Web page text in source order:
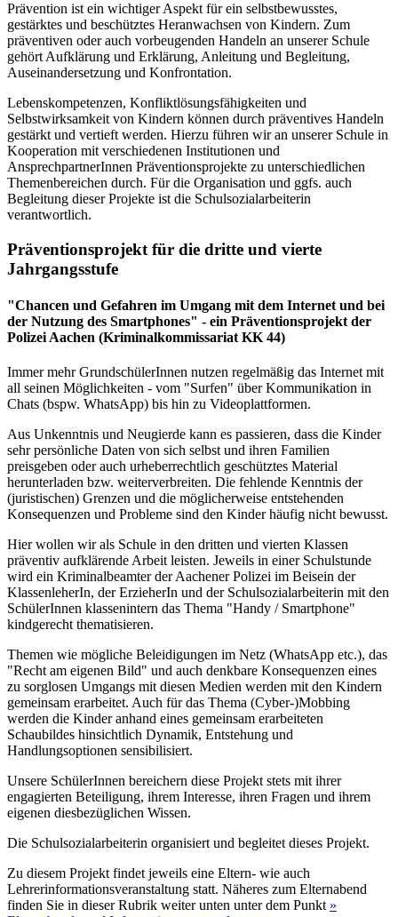
Prävention ist ein wichtiger Aspekt für ein selbstbewusstes,
gestärktes und beschütztes Heranwachsen von Kindern. Zum
präventiven oder auch vorbeugenden Handeln an unserer Schule
gehört Aufklärung und Erklärung, Anleitung und Begleitung,
Auseinandersetzung und Konfrontation.
Lebenskompetenzen, Konfliktlösungsfähigkeiten und
Selbstwirksamkeit von Kindern können durch präventives Handeln
gestärkt und vertieft werden. Hierzu führen wir an unserer Schule in
Kooperation mit verschiedenen Institutionen und
AnsprechpartnerInnen Präventionsprojekte zu unterschiedlichen
Themenbereichen durch. Für die Organisation und ggfs. auch
Begleitung dieser Projekte ist die Schulsozialarbeiterin
verantwortlich.
Präventionsprojekt für die dritte und vierte
Jahrgangsstufe
"Chancen und Gefahren im Umgang mit dem Internet und bei
der Nutzung des Smartphones" - ein Präventionsprojekt der
Polizei Aachen (Kriminalkommissariat KK 44)
Immer mehr GrundschülerInnen nutzen regelmäßig das Internet mit
all seinen Möglichkeiten - vom "Surfen" über Kommunikation in
Chats (bspw. WhatsApp) bis hin zu Videoplattformen.
Aus Unkenntnis und Neugierde kann es passieren, dass die Kinder
sehr persönliche Daten von sich selbst und ihren Familien
preisgeben oder auch urheberrechtlich geschütztes Material
herunterladen bzw. weiterverbreiten. Die fehlende Kenntnis der
(juristischen) Grenzen und die möglicherweise entstehenden
Konsequenzen und Probleme sind den Kinder häufig nicht bewusst.
Hier wollen wir als Schule in den dritten und vierten Klassen
präventiv aufklärende Arbeit leisten. Jeweils in einer Schulstunde
wird ein Kriminalbeamter der Aachener Polizei im Beisein der
KlassenleherIn, der ErzieherIn und der Schulsozialarbeiterin mit den
SchülerInnen klassenintern das Thema "Handy / Smartphone"
kindgerecht thematisieren.
Themen wie mögliche Beleidigungen im Netz (WhatsApp etc.), das
"Recht am eigenen Bild" und auch denkbare Konsequenzen eines
zu sorglosen Umgangs mit diesen Medien werden mit den Kindern
gemeinsam erarbeitet. Auch für das Thema (Cyber-)Mobbing
werden die Kinder anhand eines gemeinsam erarbeiteten
Schaubildes hinsichtlich Dynamik, Entstehung und
Handlungsoptionen sensibilisiert.
Unsere SchülerInnen bereichern diese Projekt stets mit ihrer
engagierten Beteiligung, ihrem Interesse, ihren Fragen und ihrem
eigenen diesbezüglichen Wissen.
Die Schulsozialarbeiterin organisiert und begleitet dieses Projekt.
Zu diesem Projekt findet jeweils eine Eltern- wie auch
Lehrerinformationsveranstaltung statt. Näheres zum Elternabend
finden Sie in dieser Rubrik weiter unten unter dem Punkt »